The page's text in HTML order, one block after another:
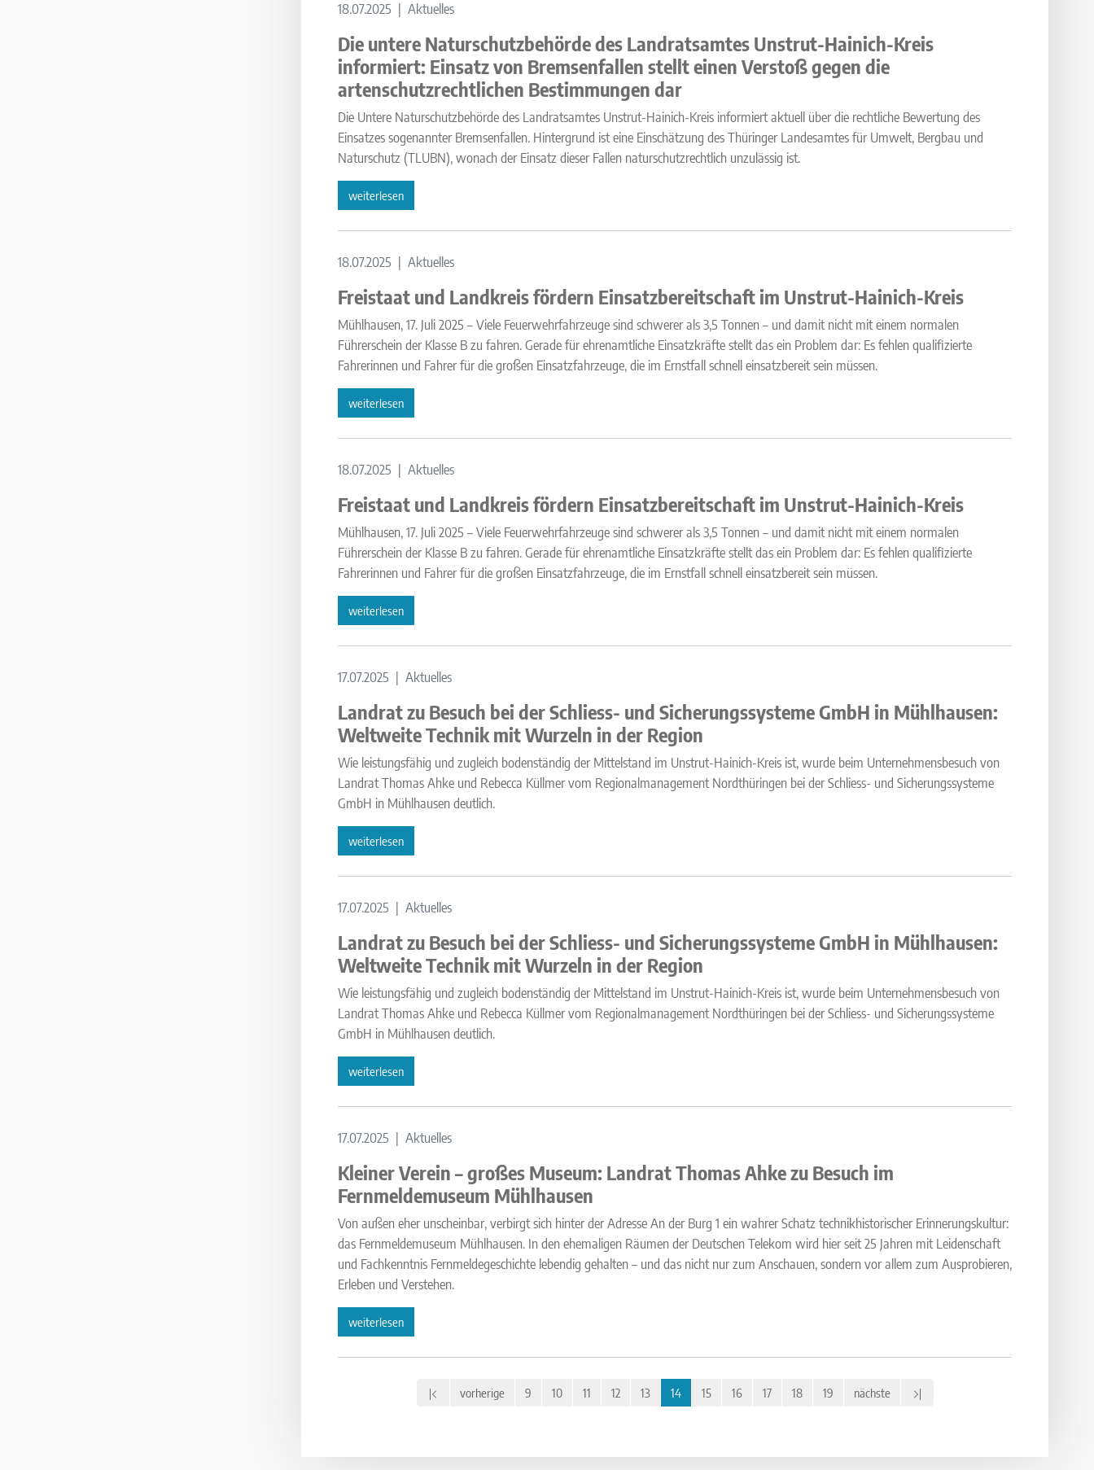
18.07.2025 Aktuelles
Die untere Naturschutzbehörde des Landratsamtes Unstrut-Hainich-Kreis
informiert: Einsatz von Bremsenfallen stellt einen Verstoß gegen die
artenschutzrechtlichen Bestimmungen dar
Die Untere Naturschutzbehörde des Landratsamtes Unstrut-Hainich-Kreis informiert aktuell über die rechtliche Bewertung des
Einsatzes sogenannter Bremsenfallen. Hintergrund ist eine Einschätzung des Thüringer Landesamtes für Umwelt, Bergbau und
Naturschutz (TLUBN), wonach der Einsatz dieser Fallen naturschutzrechtlich unzulässig ist.
weiterlesen
18.07.2025 Aktuelles
Freistaat und Landkreis fördern Einsatzbereitschaft im Unstrut-Hainich-Kreis
Mühlhausen, 17. Juli 2025 – Viele Feuerwehrfahrzeuge sind schwerer als 3,5 Tonnen – und damit nicht mit einem normalen
Führerschein der Klasse B zu fahren. Gerade für ehrenamtliche Einsatzkräfte stellt das ein Problem dar: Es fehlen qualifizierte
Fahrerinnen und Fahrer für die großen Einsatzfahrzeuge, die im Ernstfall schnell einsatzbereit sein müssen.
weiterlesen
18.07.2025 Aktuelles
Freistaat und Landkreis fördern Einsatzbereitschaft im Unstrut-Hainich-Kreis
Mühlhausen, 17. Juli 2025 – Viele Feuerwehrfahrzeuge sind schwerer als 3,5 Tonnen – und damit nicht mit einem normalen
Führerschein der Klasse B zu fahren. Gerade für ehrenamtliche Einsatzkräfte stellt das ein Problem dar: Es fehlen qualifizierte
Fahrerinnen und Fahrer für die großen Einsatzfahrzeuge, die im Ernstfall schnell einsatzbereit sein müssen.
weiterlesen
17.07.2025 Aktuelles
Landrat zu Besuch bei der Schliess- und Sicherungssysteme GmbH in Mühlhausen:
Weltweite Technik mit Wurzeln in der Region
Wie leistungsfähig und zugleich bodenständig der Mittelstand im Unstrut-Hainich-Kreis ist, wurde beim Unternehmensbesuch von
Landrat Thomas Ahke und Rebecca Küllmer vom Regionalmanagement Nordthüringen bei der Schliess- und Sicherungssysteme
GmbH in Mühlhausen deutlich.
weiterlesen
17.07.2025 Aktuelles
Landrat zu Besuch bei der Schliess- und Sicherungssysteme GmbH in Mühlhausen:
Weltweite Technik mit Wurzeln in der Region
Wie leistungsfähig und zugleich bodenständig der Mittelstand im Unstrut-Hainich-Kreis ist, wurde beim Unternehmensbesuch von
Landrat Thomas Ahke und Rebecca Küllmer vom Regionalmanagement Nordthüringen bei der Schliess- und Sicherungssysteme
GmbH in Mühlhausen deutlich.
weiterlesen
17.07.2025 Aktuelles
Kleiner Verein – großes Museum: Landrat Thomas Ahke zu Besuch im
Fernmeldemuseum Mühlhausen
Von außen eher unscheinbar, verbirgt sich hinter der Adresse An der Burg 1 ein wahrer Schatz technikhistorischer Erinnerungskultur:
das Fernmeldemuseum Mühlhausen. In den ehemaligen Räumen der Deutschen Telekom wird hier seit 25 Jahren mit Leidenschaft
und Fachkenntnis Fernmeldegeschichte lebendig gehalten – und das nicht nur zum Anschauen, sondern vor allem zum Ausprobieren,
Erleben und Verstehen.
weiterlesen
vorherige 9 10 11 12 13 14 15 16 17 18 19 nächste